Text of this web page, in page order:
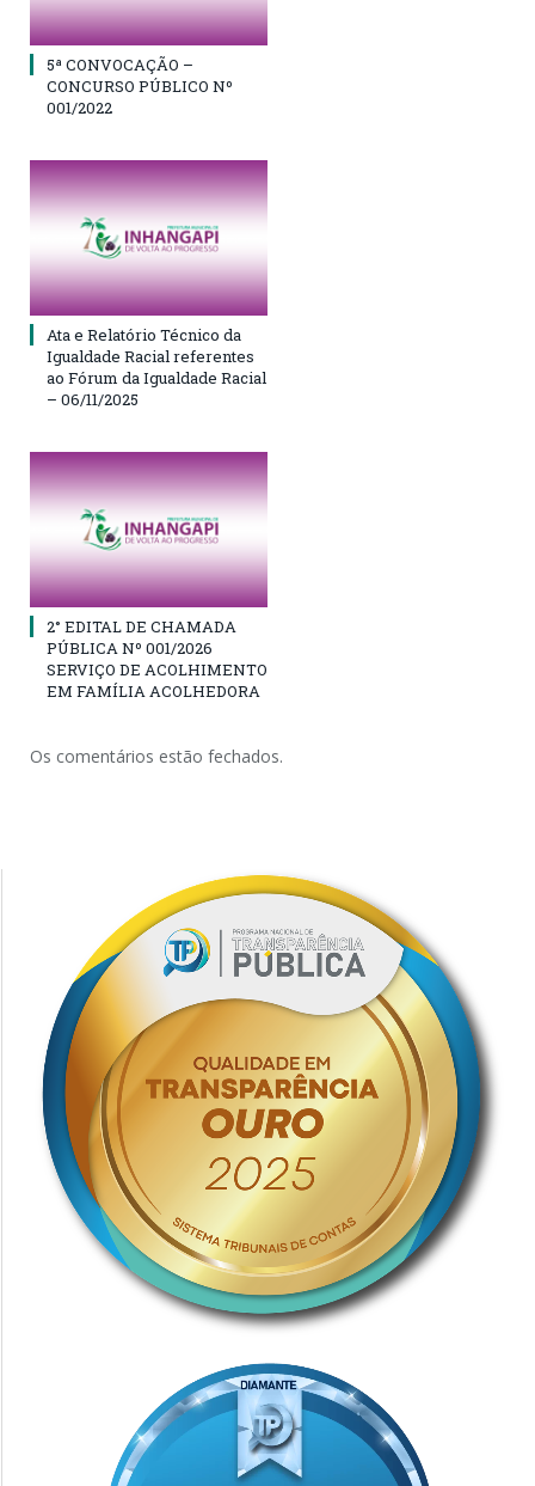
5ª CONVOCAÇÃO –
CONCURSO PÚBLICO Nº
001/2022
Ata e Relatório Técnico da
Igualdade Racial referentes
ao Fórum da Igualdade Racial
– 06/11/2025
2° EDITAL DE CHAMADA
PÚBLICA Nº 001/2026
SERVIÇO DE ACOLHIMENTO
EM FAMÍLIA ACOLHEDORA
Os comentários estão fechados.